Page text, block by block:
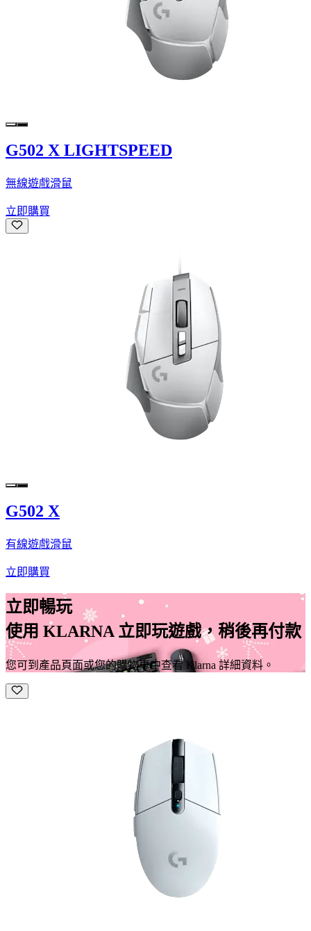
G502 X LIGHTSPEED
無線遊戲滑鼠
立即購買
G502 X
有線遊戲滑鼠
立即購買
立即暢玩
使用 KLARNA 立即玩遊戲，稍後再付款
您可到產品頁面或您的購物車中查看 Klarna 詳細資料。